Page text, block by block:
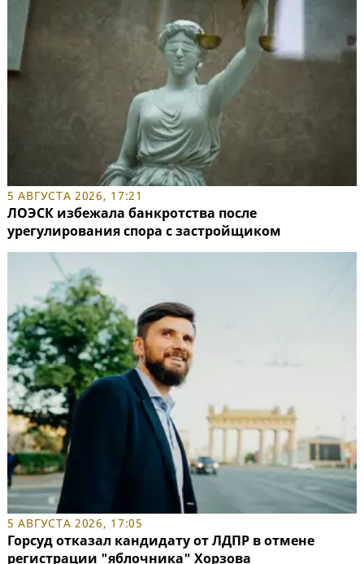
5 АВГУСТА 2026, 17:21
ЛОЭСК избежала банкротства после
урегулирования спора с застройщиком
5 АВГУСТА 2026, 17:05
Горсуд отказал кандидату от ЛДПР в отмене
регистрации "яблочника" Хорзова